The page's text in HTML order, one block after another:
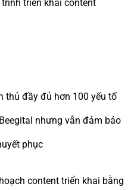
triển khai content
thủ đầy đủ hơn 100 yếu tố
nhưng vẫn đảm bảo
phục
content triển khai bằng